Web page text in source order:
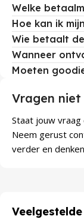
Welke
Hoe kan ik
Wie betaalt
Wanneer
Moeten
Vragen
Staat jouw
Neem gerust
verder en